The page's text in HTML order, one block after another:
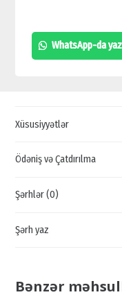
COMPACT
1U
QEYDİCİLƏR
WhatsApp-da yaz
Xüsusiyyətlər
Ödəniş və Çatdırılma
Şərhlər (0)
Şərh yaz
Bənzər